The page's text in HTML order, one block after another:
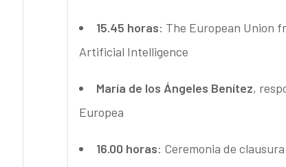
15.45 horas: The European Union
Artificial Intelligence
María de los Ángeles Benítez,
Europea
16.00 horas: Ceremonia de